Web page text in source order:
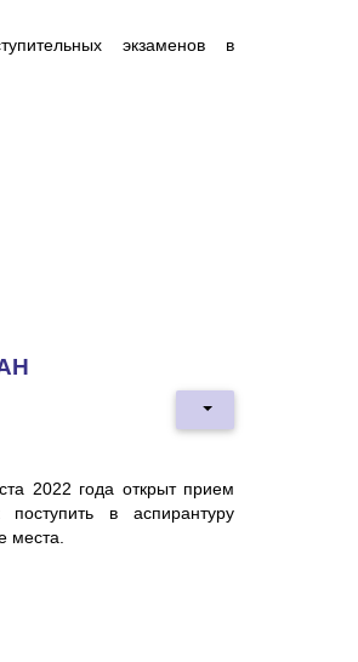
экзаменов в
2022 года открыт прием
в аспирантуру
места.